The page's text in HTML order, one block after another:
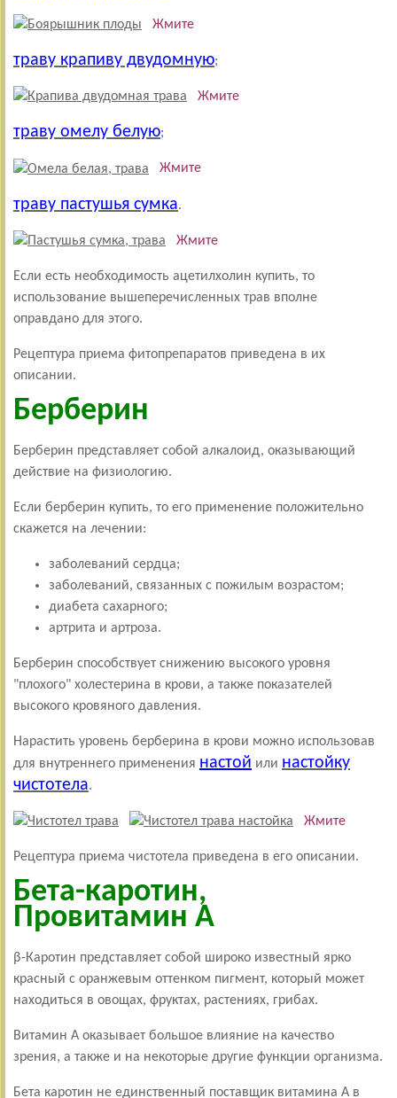
Жмите
траву крапиву двудомную;
Жмите
траву омелу белую;
Жмите
траву пастушья сумка.
Жмите
Если есть необходимость ацетилхолин купить, то
использование вышеперечисленных трав вполне
оправдано для этого.
Рецептура приема фитопрепаратов приведена в их
описании.
Берберин
Берберин представляет собой алкалоид, оказывающий
действие на физиологию.
Если берберин купить, то его применение положительно
скажется на лечении:
заболеваний сердца;
заболеваний, связанных с пожилым возрастом;
диабета сахарного;
артрита и артроза.
Берберин способствует снижению высокого уровня
"плохого" холестерина в крови, а также показателей
высокого кровяного давления.
Нарастить уровень берберина в крови можно использовав
для внутреннего применения настой или настойку
чистотела.
Жмите
Рецептура приема чистотела приведена в его описании.
Бета-каротин,
Провитамин А
β-Каротин представляет собой широко известный ярко
красный с оранжевым оттенком пигмент, который может
находиться в овощах, фруктах, растениях, грибах.
Витамин А оказывает большое влияние на качество
зрения, а также и на некоторые другие функции организма.
Бета каротин не единственный поставщик витамина А в